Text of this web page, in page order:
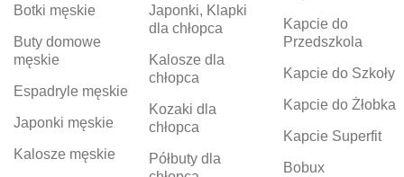
Botki męskie
Buty domowe
męskie
Espadryle męskie
Japonki męskie
Kalosze męskie
Japonki, Klapki
dla chłopca
Kalosze dla
chłopca
Kozaki dla
chłopca
Półbuty dla
Kapcie do
Przedszkola
Kapcie do Szkoły
Kapcie do Żłobka
Kapcie Superfit
Bobux